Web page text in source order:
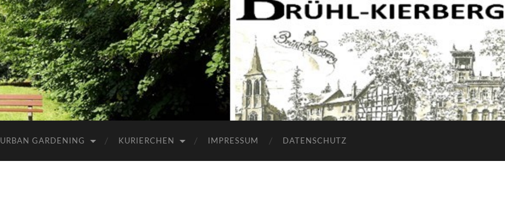
URBAN GARDENING KURIERCHEN IMPRESSUM DATENSCHUTZ